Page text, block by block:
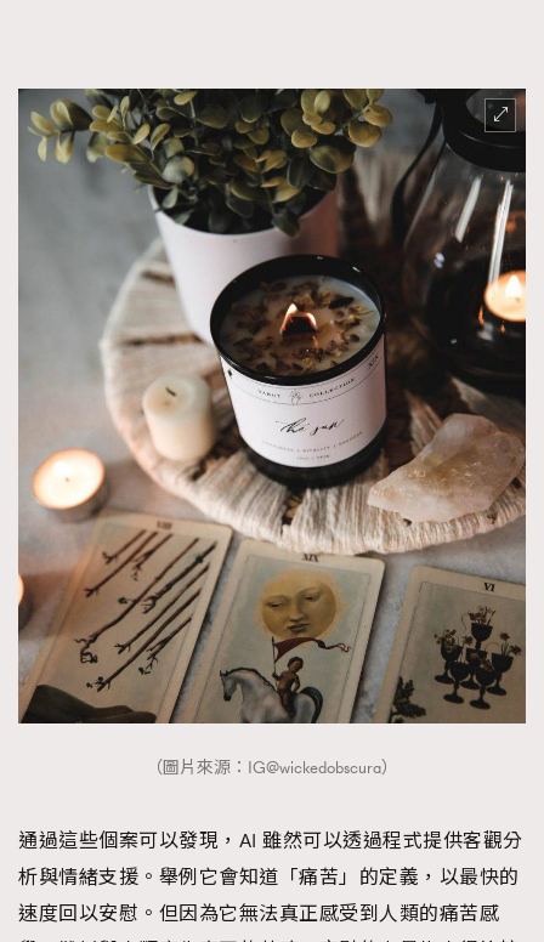
EmpowerF
FashionWeek FigaroAesthetic
（圖片來源：IG@wickedobscura）
通過這些個案可以發現，AI 雖然可以透過程式提供客觀分
析與情緒支援。舉例它會知道「痛苦」的定義，以最快的
速度回以安慰。但因為它無法真正感受到人類的痛苦感